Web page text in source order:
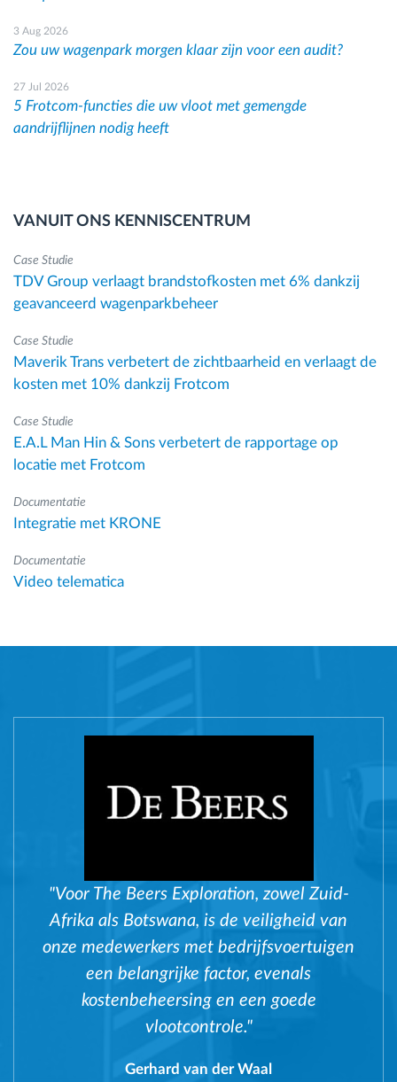
3 Aug 2026
Zou uw wagenpark morgen klaar zijn voor een audit?
27 Jul 2026
5 Frotcom-functies die uw vloot met gemengde
aandrijflijnen nodig heeft
VANUIT ONS KENNISCENTRUM
Case Studie
TDV Group verlaagt brandstofkosten met 6% dankzij
geavanceerd wagenparkbeheer
Case Studie
Maverik Trans verbetert de zichtbaarheid en verlaagt de
kosten met 10% dankzij Frotcom
Case Studie
E.A.L Man Hin & Sons verbetert de rapportage op
locatie met Frotcom
Documentatie
Integratie met KRONE
Documentatie
Video telematica
"Voor The Beers Exploration, zowel Zuid-
Afrika als Botswana, is de veiligheid van
onze medewerkers met bedrijfsvoertuigen
een belangrijke factor, evenals
kostenbeheersing en een goede
vlootcontrole."
Gerhard van der Waal